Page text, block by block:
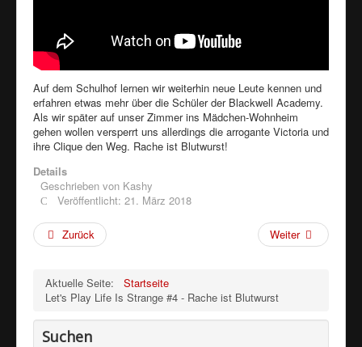
Auf dem Schulhof lernen wir weiterhin neue Leute kennen und
erfahren etwas mehr über die Schüler der Blackwell Academy.
Als wir später auf unser Zimmer ins Mädchen-Wohnheim
gehen wollen versperrt uns allerdings die arrogante Victoria und
ihre Clique den Weg. Rache ist Blutwurst!
Details
Geschrieben von Kashy
Veröffentlicht: 21. März 2018
Zurück Weiter
Aktuelle Seite:
Startseite
Let's Play Life Is Strange #4 - Rache ist Blutwurst
Suchen